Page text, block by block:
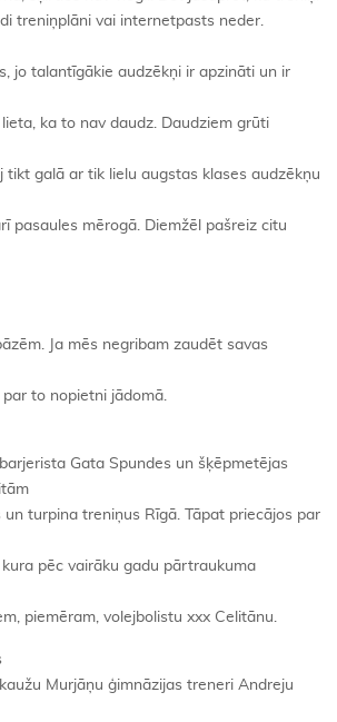
treniņplāni vai internetpasts neder.
jo talantīgākie audzēkņi ir apzināti un ir
ka to nav daudz. Daudziem grūti
tikt galā ar tik lielu augstas klases audzēkņu
pasaules mērogā. Diemžēl pašreiz citu
Ja mēs negribam zaudēt savas
to nopietni jādomā.
Gata Spundes un šķēpmetējas
un turpina treniņus Rīgā. Tāpat priecājos par
pēc vairāku gadu pārtraukuma
piemēram, volejbolistu xxx Celitānu.
Murjāņu ģimnāzijas treneri Andreju